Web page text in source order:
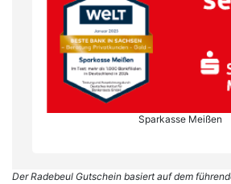
Sparkasse Meißen
Der Radebeul Gutschein basiert auf dem